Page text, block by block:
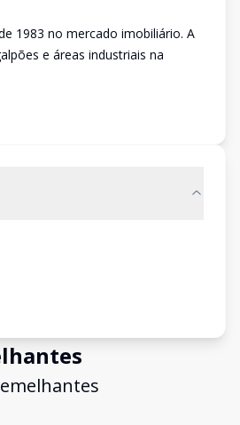
1983 no mercado imobiliário. A
e áreas industriais na